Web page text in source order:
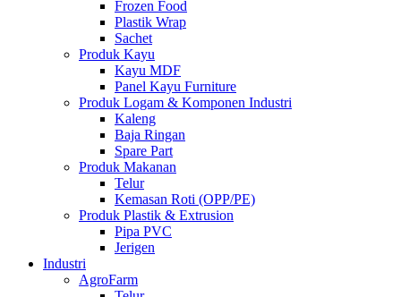
Frozen Food
Plastik Wrap
Sachet
Produk Kayu
Kayu MDF
Panel Kayu Furniture
Produk Logam & Komponen Industri
Kaleng
Baja Ringan
Spare Part
Produk Makanan
Telur
Kemasan Roti (OPP/PE)
Produk Plastik & Extrusion
Pipa PVC
Jerigen
Industri
AgroFarm